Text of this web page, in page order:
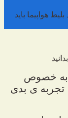
هواپیما باید
به خصوص
تجربه ی بدی